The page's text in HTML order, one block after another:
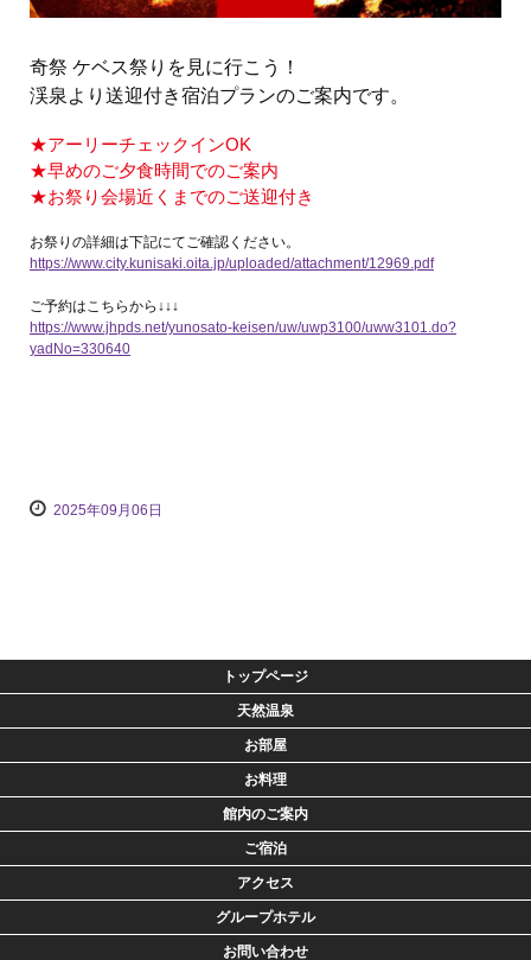
奇祭 ケベス祭りを見に行こう！
渓泉より送迎付き宿泊プランのご案内です。
★アーリーチェックインOK
★早めのご夕食時間でのご案内
★お祭り会場近くまでのご送迎付き
お祭りの詳細は下記にてご確認ください。
https://www.city.kunisaki.oita.jp/uploaded/attachment/12969.pdf
ご予約はこちらから↓↓↓
https://www.jhpds.net/yunosato-keisen/uw/uwp3100/uww3101.do?
yadNo=330640
2025年09月06日
トップページ
天然温泉
お部屋
お料理
館内のご案内
ご宿泊
アクセス
グループホテル
お問い合わせ